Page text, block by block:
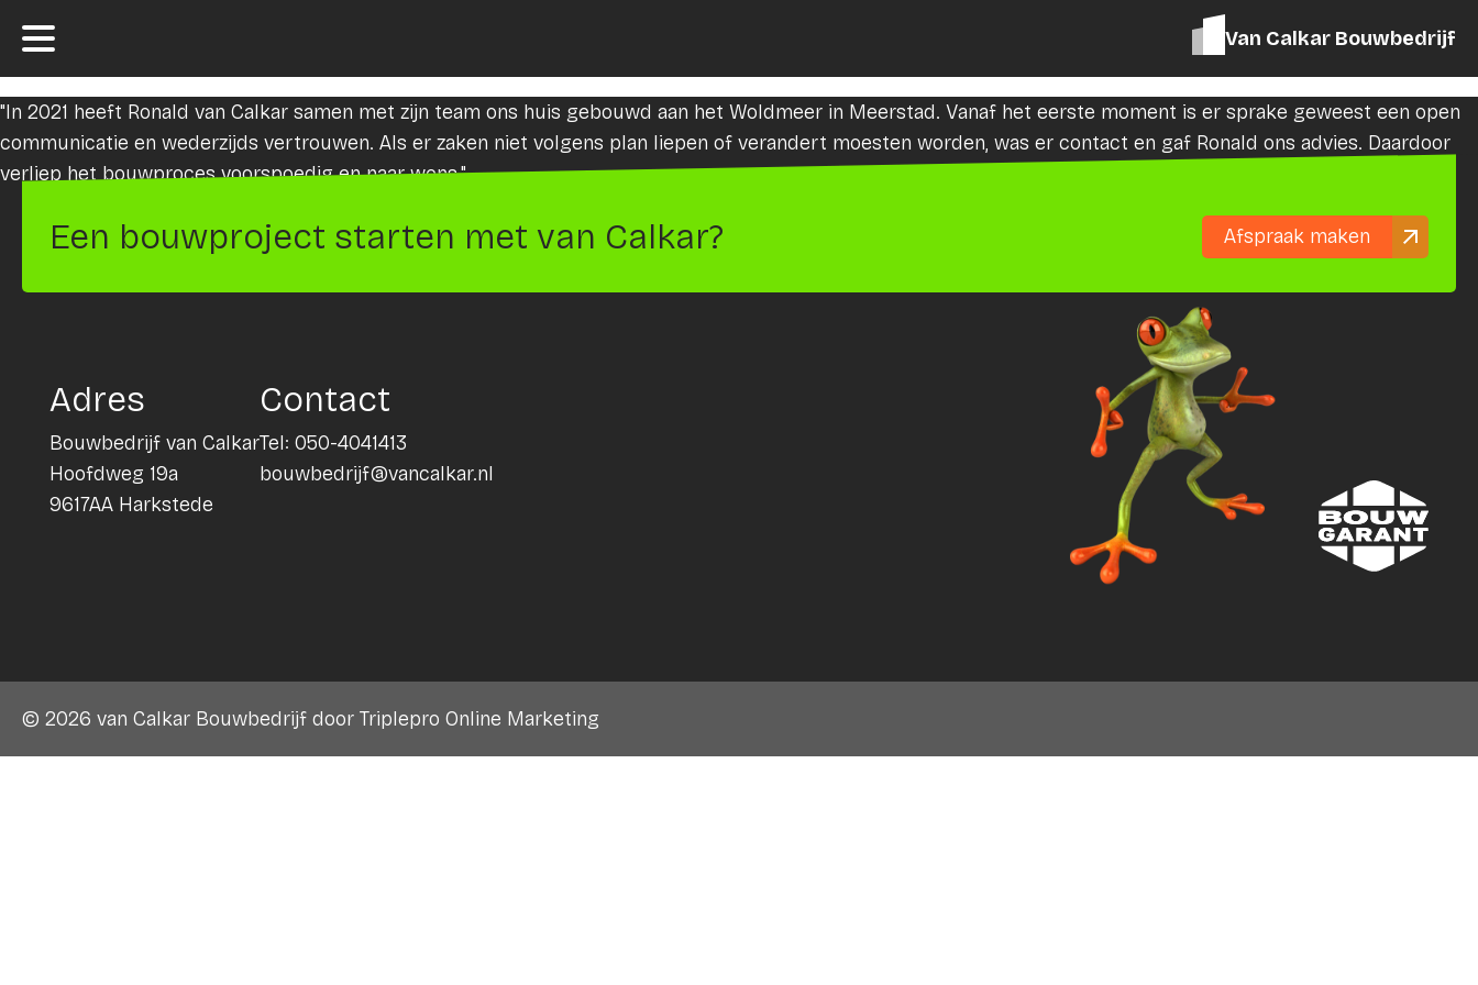
Van Calkar Bouwbedrijf
"In 2021 heeft Ronald van Calkar samen met zijn team ons huis gebouwd aan het Woldmeer in Meerstad. Vanaf het eerste moment is er sprake geweest een open
communicatie en wederzijds vertrouwen. Als er zaken niet volgens plan liepen of verandert moesten worden, was er contact en gaf Ronald ons advies. Daardoor
verliep het bouwproces voorspoedig en naar wens."
Een bouwproject starten met van Calkar? Afspraak maken
Adres
Bouwbedrijf van Calkar
Hoofdweg 19a
9617AA Harkstede
Contact
Tel: 050-4041413
bouwbedrijf@vancalkar.nl
© 2026 van Calkar Bouwbedrijf door Triplepro Online Marketing